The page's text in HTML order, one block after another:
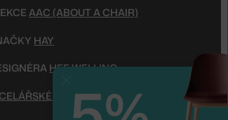
AAC (ABOUT A CHAIR)
HAY
HEE WELLING
ŽIDLE